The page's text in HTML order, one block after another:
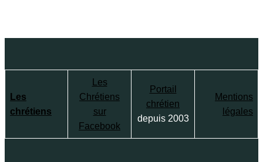
Les
chrétiens
Les
Chrétiens
sur
Facebook
Portail
chrétien
depuis 2003
Mentions
légales